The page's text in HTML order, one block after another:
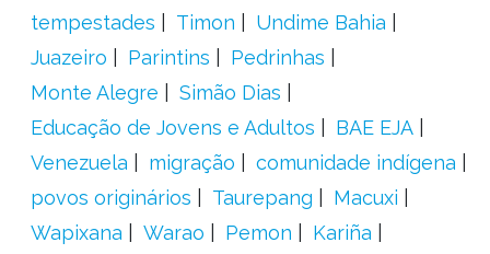
tempestades
Timon
Undime Bahia
Juazeiro
Parintins
Pedrinhas
Monte Alegre
Simão Dias
Educação de Jovens e Adultos
BAE EJA
Venezuela
migração
comunidade indígena
povos originários
Taurepang
Macuxi
Wapixana
Warao Pemon
Kariña